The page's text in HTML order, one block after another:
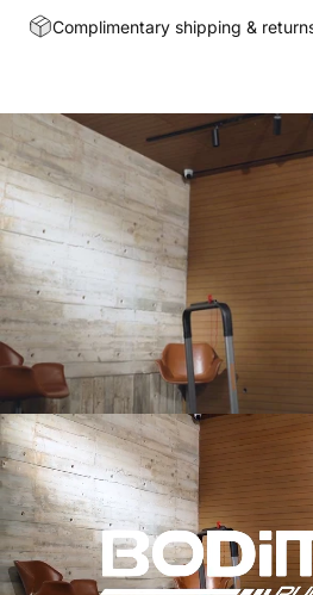
Complimentary shipping &